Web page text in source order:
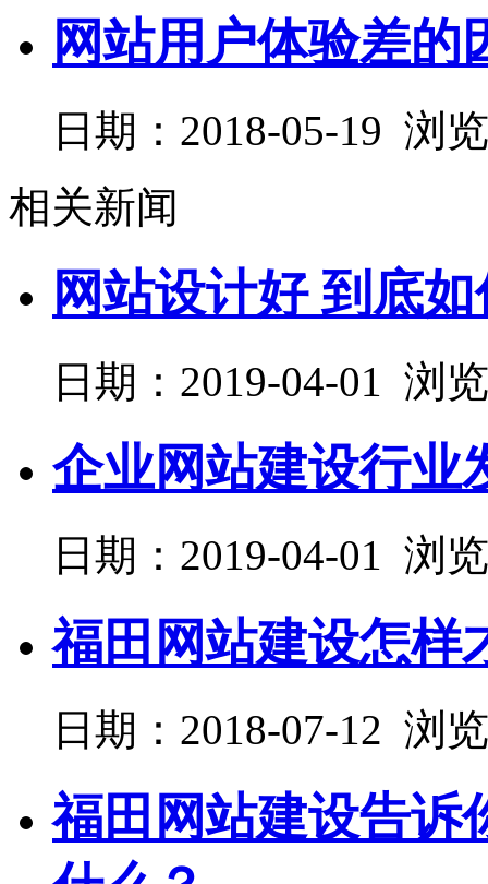
网站用户体验差的
日期：2018-05-19 浏
相关新闻
网站设计好 到底
日期：2019-04-01 浏
企业网站建设行业
日期：2019-04-01 浏
福田网站建设怎样
日期：2018-07-12 浏
福田网站建设告诉